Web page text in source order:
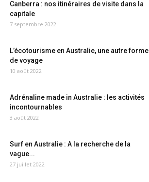
Canberra : nos itinéraires de visite dans la
capitale
7 septembre 2022
L’écotourisme en Australie, une autre forme
de voyage
10 août 2022
Adrénaline made in Australie : les activités
incontournables
3 août 2022
Surf en Australie : A la recherche de la
vague...
27 juillet 2022